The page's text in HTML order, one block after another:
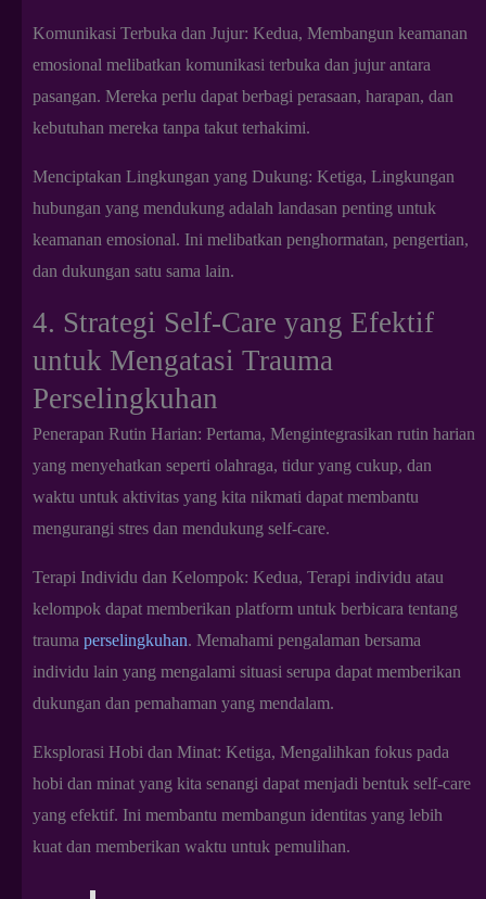
Komunikasi Terbuka dan Jujur: Kedua, Membangun keamanan
emosional melibatkan komunikasi terbuka dan jujur antara
pasangan. Mereka perlu dapat berbagi perasaan, harapan, dan
kebutuhan mereka tanpa takut terhakimi.
Menciptakan Lingkungan yang Dukung: Ketiga, Lingkungan
hubungan yang mendukung adalah landasan penting untuk
keamanan emosional. Ini melibatkan penghormatan, pengertian,
dan dukungan satu sama lain.
4. Strategi Self-Care yang Efektif
untuk Mengatasi Trauma
Perselingkuhan
Penerapan Rutin Harian: Pertama, Mengintegrasikan rutin harian
yang menyehatkan seperti olahraga, tidur yang cukup, dan
waktu untuk aktivitas yang kita nikmati dapat membantu
mengurangi stres dan mendukung self-care.
Terapi Individu dan Kelompok: Kedua, Terapi individu atau
kelompok dapat memberikan platform untuk berbicara tentang
trauma perselingkuhan. Memahami pengalaman bersama
individu lain yang mengalami situasi serupa dapat memberikan
dukungan dan pemahaman yang mendalam.
Eksplorasi Hobi dan Minat: Ketiga, Mengalihkan fokus pada
hobi dan minat yang kita senangi dapat menjadi bentuk self-care
yang efektif. Ini membantu membangun identitas yang lebih
kuat dan memberikan waktu untuk pemulihan.